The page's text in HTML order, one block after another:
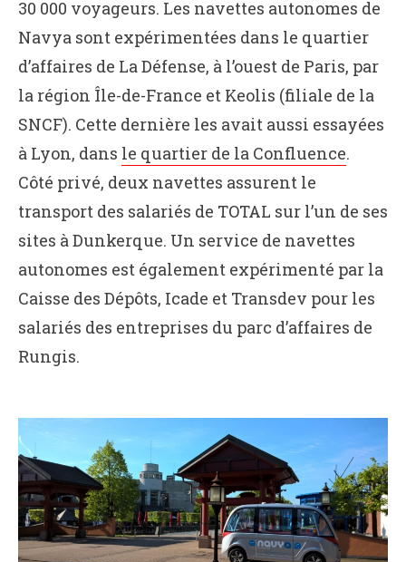
30 000 voyageurs. Les navettes autonomes de
Navya sont expérimentées dans le quartier
d’affaires de La Défense, à l’ouest de Paris, par
la région Île-de-France et Keolis (filiale de la
SNCF). Cette dernière les avait aussi essayées
à Lyon, dans le quartier de la Confluence.
Côté privé, deux navettes assurent le
transport des salariés de TOTAL sur l’un de ses
sites à Dunkerque. Un service de navettes
autonomes est également expérimenté par la
Caisse des Dépôts, Icade et Transdev pour les
salariés des entreprises du parc d’affaires de
Rungis.